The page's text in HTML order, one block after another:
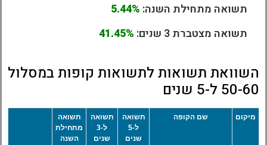
תשואה מתחילת השנה: 5.44%
תשואה מצטברת 3 שנים:
41.45%
השוואת תשואות לתשואות קופות במסלול
50-60 ל-5 שנים
מיקום שם הקופה
תשואה
ל-5
שנים
תשואה
ל-3
שנים
תשואה
מתחילת
השנה